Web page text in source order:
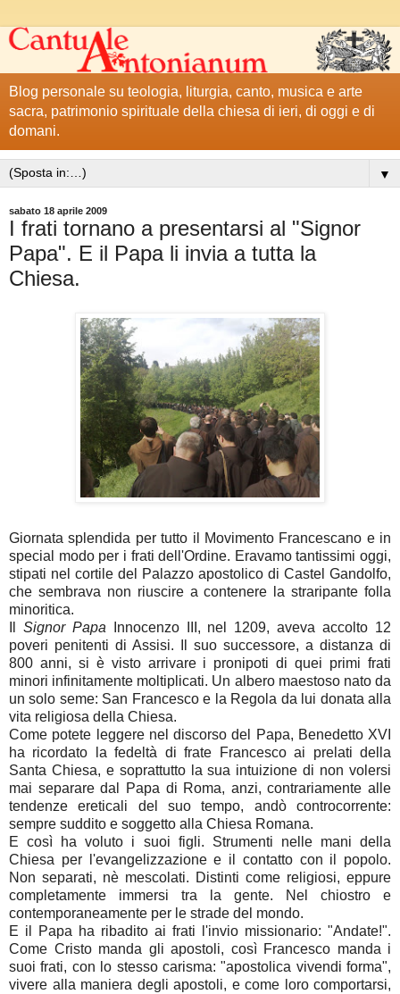
Blog personale su teologia, liturgia, canto, musica e arte
sacra, patrimonio spirituale della chiesa di ieri, di oggi e di
domani.
▼
sabato 18 aprile 2009
I frati tornano a presentarsi al "Signor
Papa". E il Papa li invia a tutta la
Chiesa.
Giornata splendida per tutto il Movimento Francescano e in
special modo per i frati dell'Ordine. Eravamo tantissimi oggi,
stipati nel cortile del Palazzo apostolico di Castel Gandolfo,
che sembrava non riuscire a contenere la straripante folla
minoritica.
Signor Papa Innocenzo III, nel 1209, aveva accolto 12
poveri penitenti di Assisi. Il suo successore, a distanza di
800 anni, si è visto arrivare i pronipoti di quei primi frati
minori infinitamente moltiplicati. Un albero maestoso nato da
un solo seme: San Francesco e la Regola da lui donata alla
vita religiosa della Chiesa.
Come potete leggere nel discorso del Papa, Benedetto XVI
ha ricordato la fedeltà di frate Francesco ai prelati della
Santa Chiesa, e soprattutto la sua intuizione di non volersi
mai separare dal Papa di Roma, anzi, contrariamente alle
tendenze ereticali del suo tempo, andò controcorrente:
sempre suddito e soggetto alla Chiesa Romana.
E così ha voluto i suoi figli. Strumenti nelle mani della
Chiesa per l'evangelizzazione e il contatto con il popolo.
Non separati, nè mescolati. Distinti come religiosi, eppure
completamente immersi tra la gente. Nel chiostro e
contemporaneamente per le strade del mondo.
E il Papa ha ribadito ai frati l'invio missionario: "Andate!".
Come Cristo manda gli apostoli, così Francesco manda i
suoi frati, con lo stesso carisma: "apostolica vivendi forma",
vivere alla maniera degli apostoli, e come loro comportarsi,